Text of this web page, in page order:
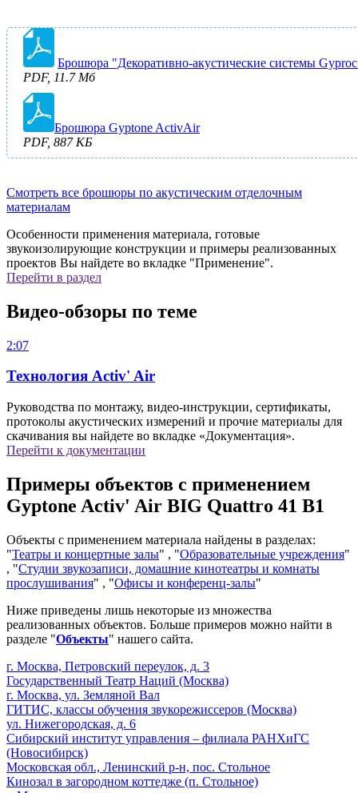
Брошюра "Декоративно-акустические системы
PDF, 11.7 Мб
Брошюра Gyptone ActivAir
PDF, 887 КБ
Смотреть все брошюры по акустическим отделочным
материалам
Особенности применения материала, готовые
звукоизолирующие конструкции и примеры реализованных
проектов Вы найдете во вкладке "Применение".
Перейти в раздел
Видео-обзоры по теме
2:07
Технология Activ' Air
Руководства по монтажу, видео-инструкции, сертификаты,
протоколы акустических измерений и прочие материалы для
скачивания вы найдете во вкладке «Документация».
Перейти к документации
Примеры объектов с применением
Gyptone Activ' Air BIG Quattro 41 B1
Объекты с применением материала найдены в разделах:
"Театры и концертные залы" , "Образовательные учреждения"
, "Студии звукозаписи, домашние кинотеатры и комнаты
прослушивания" , "Офисы и конференц-залы"
Ниже приведены лишь некоторые из множества
реализованных объектов. Больше примеров можно найти в
разделе "Объекты" нашего сайта.
г. Москва, Петровский переулок, д. 3
Государственный Театр Наций (Москва)
г. Москва, ул. Земляной Вал
ГИТИС, классы обучения звукорежиссеров (Москва)
ул. Нижегородская, д. 6
Сибирский институт управления – филиала РАНХиГС
(Новосибирск)
Московская обл., Ленинский р-н, пос. Стольное
Кинозал в загородном коттедже (п. Стольное)